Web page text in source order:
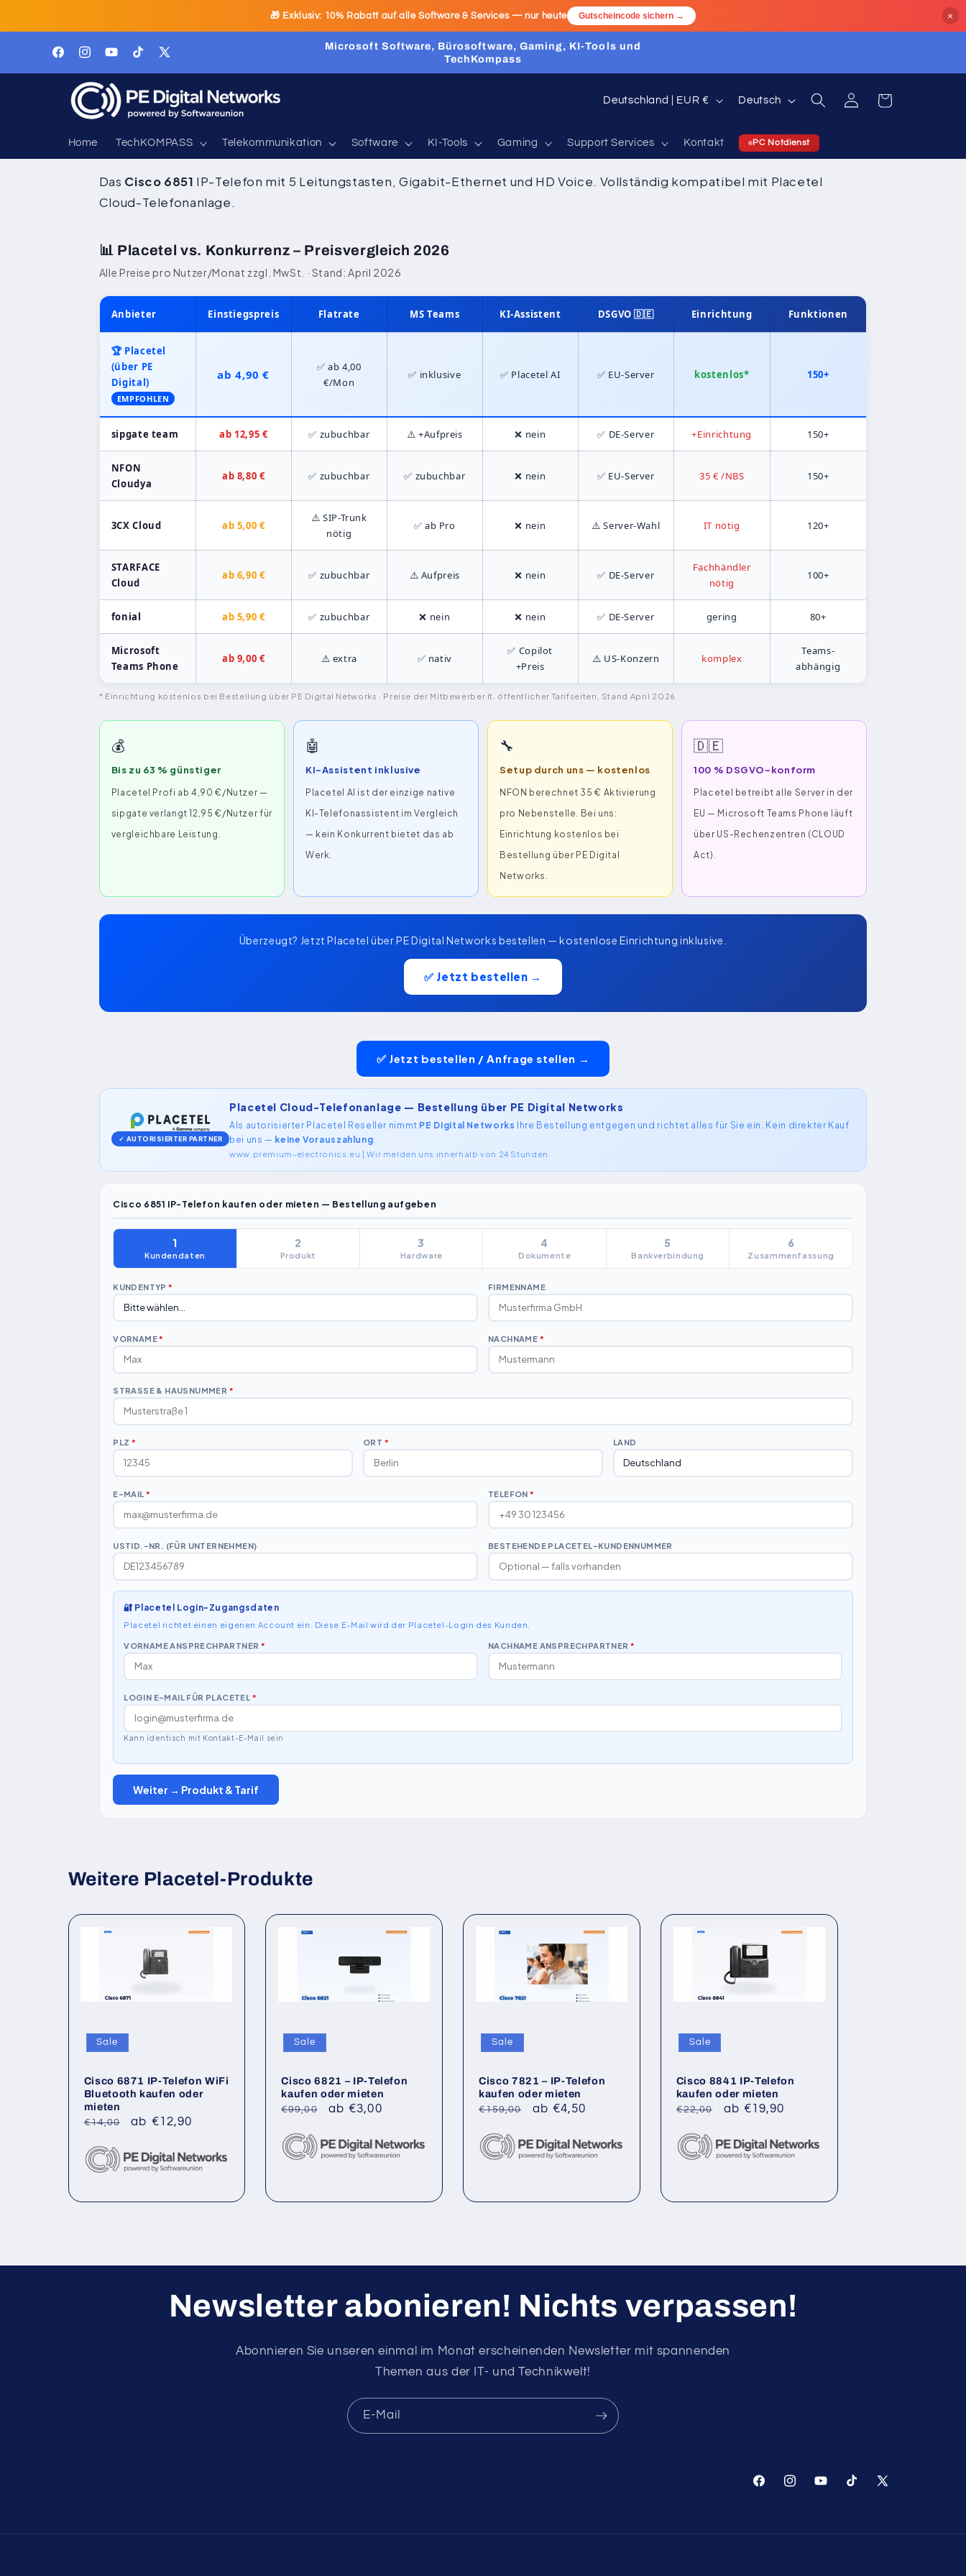
🎁 Exklusiv: 10% Rabatt auf alle Software & Services — nur heute Gutscheincode sichern → ×
Inhalt
FacebookInstagramYouTubeTikTokX
Microsoft Software, Bürosoftware, Gaming, KI-Tools und
TechKompass
Home TechKOMPASS Telekommunikation Software KI-Tools Gaming Support Services Kontakt PC Notdienst
L
n
/
o
n
Deutschland | EUR €
S
c
Deutsch EinloggenWarenkorb
Das Cisco 6851 IP-Telefon mit 5 Leitungstasten, Gigabit-Ethernet und HD Voice. Vollständig kompatibel mit Placetel
Cloud-Telefonanlage.
📊 Placetel vs. Konkurrenz – Preisvergleich 2026
Alle Preise pro Nutzer/Monat zzgl. MwSt. · Stand: April 2026
Anbieter Einstiegspreis Flatrate MS Teams KI-Assistent DSGVO 🇩🇪 Einrichtung Funktionen
🏆 Placetel
(über PE
Digital)
EMPFOHLEN
ab 4,90 €
✅ ab 4,00
€/Mon
✅ inklusive ✅ Placetel AI ✅ EU-Server kostenlos* 150+
sipgate team ab 12,95 € ✅ zubuchbar ⚠️ +Aufpreis ❌ nein ✅ DE-Server +Einrichtung 150+
NFON
Cloudya
ab 8,80 € ✅ zubuchbar ✅ zubuchbar ❌ nein ✅ EU-Server 35 € /NBS 150+
3CX Cloud ab 5,00 €
⚠️ SIP-Trunk
nötig
✅ ab Pro ❌ nein ⚠️ Server-Wahl IT nötig 120+
STARFACE
Cloud
ab 6,90 € ✅ zubuchbar ⚠️ Aufpreis ❌ nein ✅ DE-Server
Fachhändler
nötig
100+
fonial ab 5,90 € ✅ zubuchbar ❌ nein ❌ nein ✅ DE-Server gering 80+
Microsoft
Teams Phone
ab 9,00 € ⚠️ extra ✅ nativ
✅ Copilot
+Preis
⚠️ US-Konzern komplex
Teams-
abhängig
* Einrichtung kostenlos bei Bestellung über PE Digital Networks · Preise der Mitbewerber lt. öffentlicher Tarifseiten, Stand April 2026
💰
Bis zu 63 % günstiger
Placetel Profi ab 4,90 €/Nutzer —
sipgate verlangt 12,95 €/Nutzer für
vergleichbare Leistung.
🤖
KI-Assistent inklusive
Placetel AI ist der einzige native
KI-Telefonassistent im Vergleich
— kein Konkurrent bietet das ab
Werk.
🔧
Setup durch uns — kostenlos
NFON berechnet 35 € Aktivierung
pro Nebenstelle. Bei uns:
Einrichtung kostenlos bei
Bestellung über PE Digital
Networks.
🇩🇪
100 % DSGVO-konform
Placetel betreibt alle Server in der
EU — Microsoft Teams Phone läuft
über US-Rechenzentren (CLOUD
Act).
Überzeugt? Jetzt Placetel über PE Digital Networks bestellen — kostenlose Einrichtung inklusive.
✅ Jetzt bestellen →
✅ Jetzt bestellen / Anfrage stellen →
✓ AUTORISIERTER PARTNER
Placetel Cloud-Telefonanlage — Bestellung über PE Digital Networks
Als autorisierter Placetel Reseller nimmt PE Digital Networks Ihre Bestellung entgegen und richtet alles für Sie ein. Kein direkter Kauf
bei uns — keine Vorauszahlung
www.premium-electronics.eu | Wir melden uns innerhalb von 24 Stunden
Cisco 6851 IP-Telefon kaufen oder mieten — Bestellung aufgeben
1
Kundendaten
2
Produkt
3
Hardware
4
Dokumente
5
Bankverbindung
6
Zusammenfassung
KUNDENTYP* FIRMENNAME
VORNAME* NACHNAME *
STRASSE & HAUSNUMMER *
PLZ * ORT * LAND
E-MAIL * TELEFON*
USTID.-NR. (FÜR UNTERNEHMEN) BESTEHENDE PLACETEL-KUNDENNUMMER
🔐 Placetel Login-Zugangsdaten
Placetel richtet einen eigenen Account ein. Diese E-Mail wird der Placetel-Login des Kunden.
VORNAME ANSPRECHPARTNER * NACHNAME ANSPRECHPARTNER *
LOGIN E-MAIL FÜR PLACETEL *
Kann identisch mit Kontakt-E-Mail sein
Weiter → Produkt & Tarif
Weitere Placetel-Produkte
Cisco 6871 IP-Telefon WiFi
Bluetooth kaufen oder
mieten
Normaler
€14,00 Verkaufspreis
ab €12,90
Sale
Cisco 6821 – IP-Telefon
kaufen oder mieten
Normaler
€99,00 Verkaufspreis
ab €3,00
Sale
Cisco 7821 – IP-Telefon
kaufen oder mieten
Normaler
€159,00 Verkaufspreis
ab €4,50
Sale
Cisco 8841 IP-Telefon
kaufen oder mieten
Normaler
€22,00 Verkaufspreis
ab €19,90
Sale
Newsletter abonieren! Nichts verpassen!
Abonnieren Sie unseren einmal im Monat erscheinenden Newsletter mit spannenden
Themen aus der IT- und Technikwelt!
E-Mail
FacebookInstagramYouTubeTikTok X